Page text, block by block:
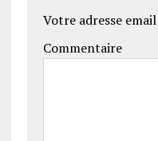
Votre adresse
Commentaire